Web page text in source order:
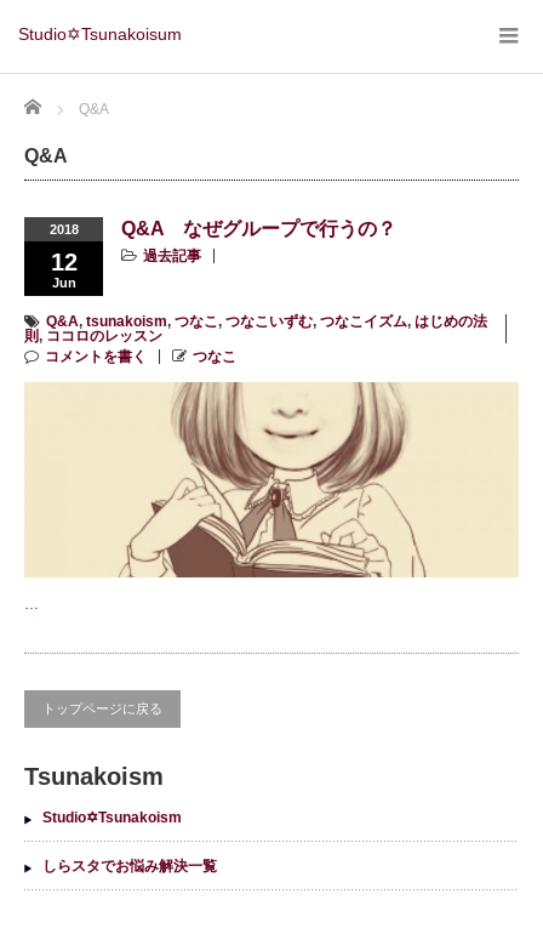
Studio✡Tsunakoisum
Home Q&A
Q&A
2018
12
Jun
Q&A なぜグループで行うの？
過去記事
Q&A, tsunakoism, つなこ, つなこいずむ, つなこイズム, はじめの法
則, ココロのレッスン
コメントを書く
つなこ
トップページに戻る
Tsunakoism
Studio✡Tsunakoism
しらスタでお悩み解決一覧